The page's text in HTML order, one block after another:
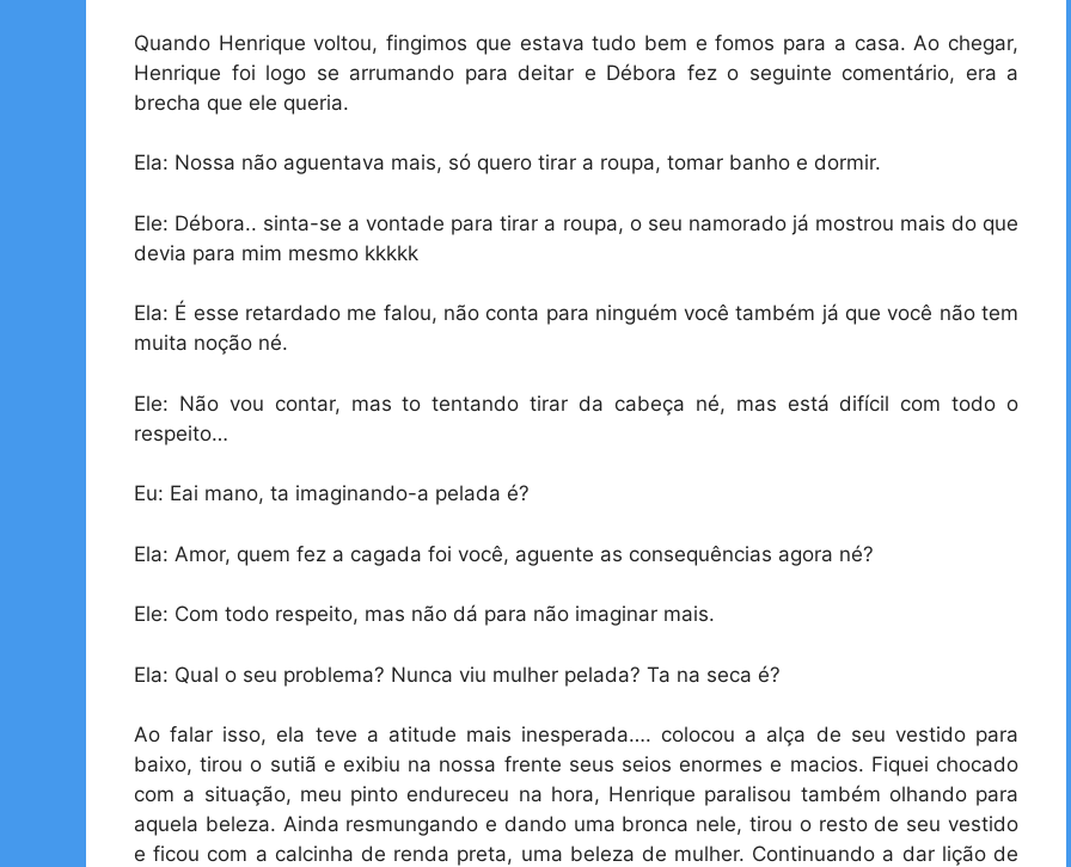
Quando Henrique voltou, fingimos que estava tudo bem e fomos para a casa. Ao chegar,
Henrique foi logo se arrumando para deitar e Débora fez o seguinte comentário, era a
brecha que ele queria.
Ela: Nossa não aguentava mais, só quero tirar a roupa, tomar banho e dormir.
Ele: Débora.. sinta-se a vontade para tirar a roupa, o seu namorado já mostrou mais do que
devia para mim mesmo kkkkk
Ela: É esse retardado me falou, não conta para ninguém você também já que você não tem
muita noção né.
Ele: Não vou contar, mas to tentando tirar da cabeça né, mas está difícil com todo o
respeito…
Eu: Eai mano, ta imaginando-a pelada é?
Ela: Amor, quem fez a cagada foi você, aguente as consequências agora né?
Ele: Com todo respeito, mas não dá para não imaginar mais.
Ela: Qual o seu problema? Nunca viu mulher pelada? Ta na seca é?
Ao falar isso, ela teve a atitude mais inesperada…. colocou a alça de seu vestido para
baixo, tirou o sutiã e exibiu na nossa frente seus seios enormes e macios. Fiquei chocado
com a situação, meu pinto endureceu na hora, Henrique paralisou também olhando para
aquela beleza. Ainda resmungando e dando uma bronca nele, tirou o resto de seu vestido
e ficou com a calcinha de renda preta, uma beleza de mulher. Continuando a dar lição de